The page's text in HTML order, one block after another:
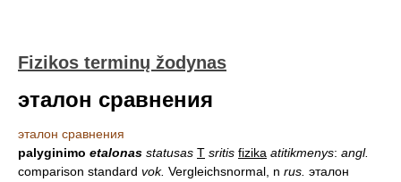
Fizikos terminų žodynas
эталон сравнения
эталон сравнения
palyginimo etalonas statusas T sritis fizika atitikmenys: angl.
comparison standard vok. Vergleichsnormal, n rus. эталон